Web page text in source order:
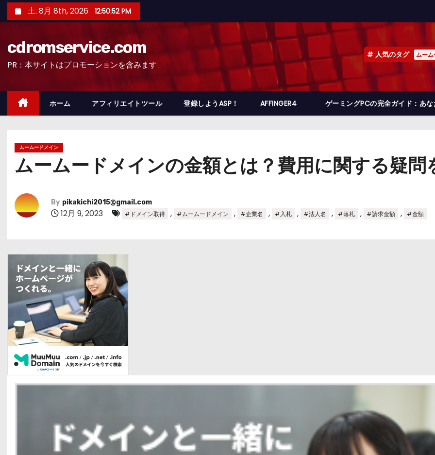
ン
ッ
土. 8月 8th, 2026 12:50:54 PM
cdromservice.com
PR：本サイトはプロモーションを含みます
人気のタグ ムー
ホーム アフィリエイトツール 登録しようASP！ AFFINGER4 ゲーミングPCの完全ガイド：あ
ムームードメイン
ムームードメインの金額とは？費用に関する疑問
By pikakichi2015@gmail.com
12月 9, 2023 #ドメイン取得 , #ムームードメイン , #企業名 , #入札 , #法人名 , #落札 , #請求金額 , #金額